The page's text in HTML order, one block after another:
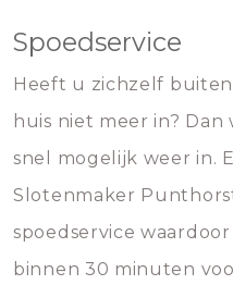
Spoedservice
Heeft u zichzelf
huis niet meer in?
snel mogelijk weer in.
Slotenmaker
spoedservice
binnen 30 minuten